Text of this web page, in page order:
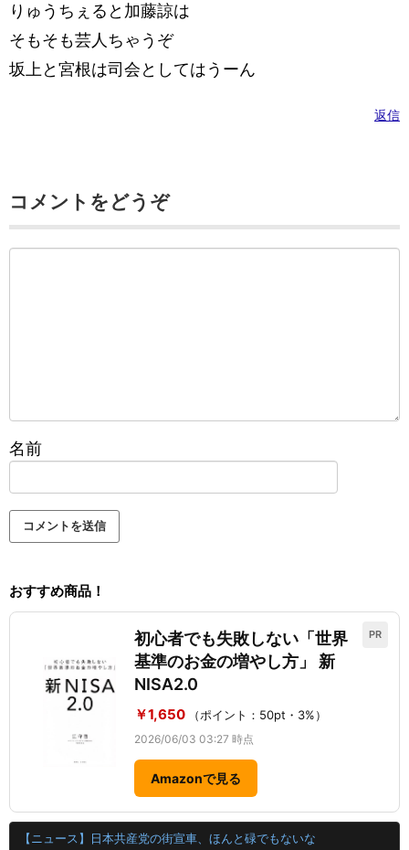
りゅうちぇると加藤諒は
そもそも芸人ちゃうぞ
坂上と宮根は司会としてはうーん
返信
コメントをどうぞ
名前
おすすめ商品！
PR
初心者でも失敗しない「世界
基準のお金の増やし方」 新
NISA2.0
￥1,650 （ポイント：50pt・3%）
2026/06/03 03:27 時点
Amazonで見る
【ニュース】日本共産党の街宣車、ほんと碌でもないな